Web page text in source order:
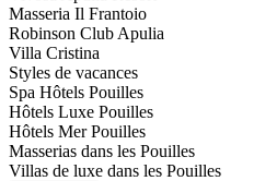
Masseria Il Frantoio
Robinson Club Apulia
Villa Cristina
Styles de vacances
Spa Hôtels Pouilles
Hôtels Luxe Pouilles
Hôtels Mer Pouilles
Masserias dans les Pouilles
Villas de luxe dans les Pouilles